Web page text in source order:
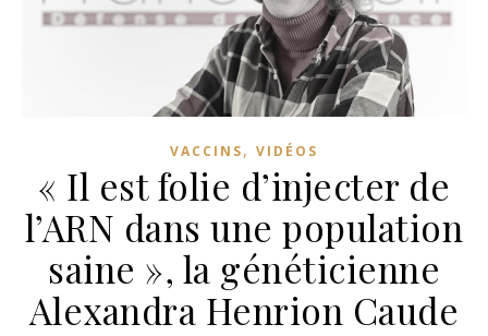
VACCINS, VIDÉOS
« Il est folie d’injecter de
l’ARN dans une population
saine », la généticienne
Alexandra Henrion Caude